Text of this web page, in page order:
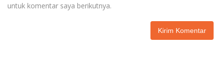
untuk komentar saya berikutnya.